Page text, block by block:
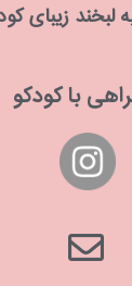
لبخند
با کودکو